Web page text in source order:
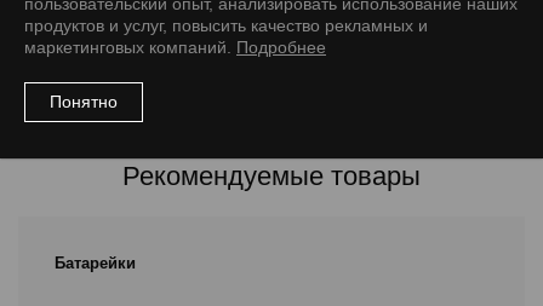
1632
Рекомендуемые товары
Батарейки
продуктов и услуг, повысить качество рекламных и
маркетинговых компаний. Подробнее
Понятно